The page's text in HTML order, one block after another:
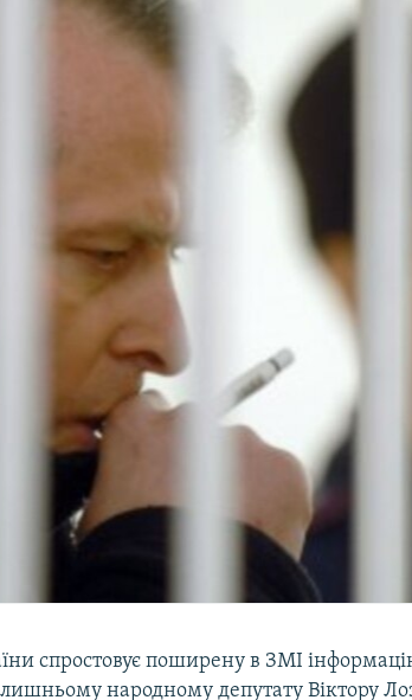
спростовує поширену в ЗМІ
народному депутату Віктору